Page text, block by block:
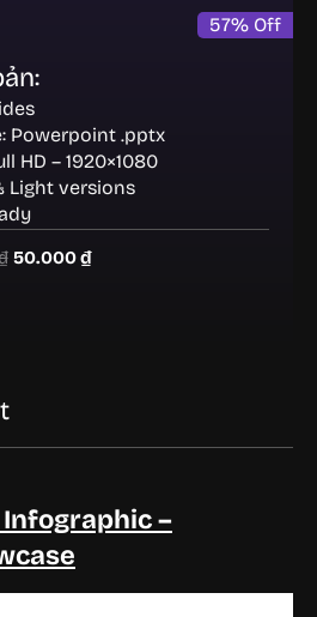
57% Off
Powerpoint .pptx
HD – 1920×1080
Light versions
50.000₫
–